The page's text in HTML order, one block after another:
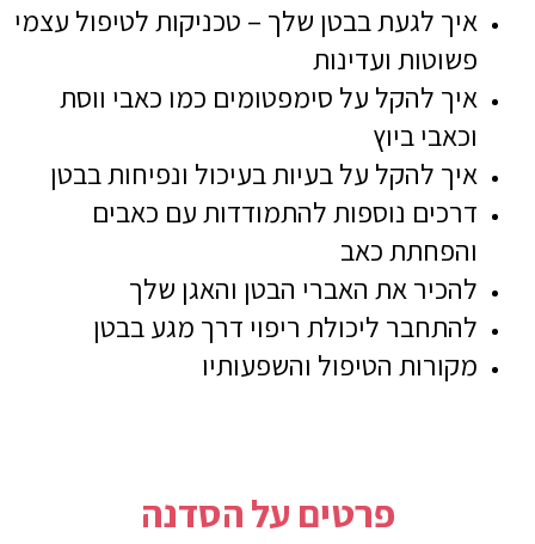
איך לגעת בבטן שלך – טכניקות לטיפול עצמי
פשוטות ועדינות
איך להקל על סימפטומים כמו כאבי ווסת
וכאבי ביוץ
איך להקל על בעיות בעיכול ונפיחות בבטן
דרכים נוספותלהתמודדותעם כאבים
והפחתתכאב
להכיר את האברי הבטן והאגן שלך
להתחבר ליכולת ריפוי דרך מגע בבטן
מקורות הטיפול והשפעותיו
פרטים על הסדנה